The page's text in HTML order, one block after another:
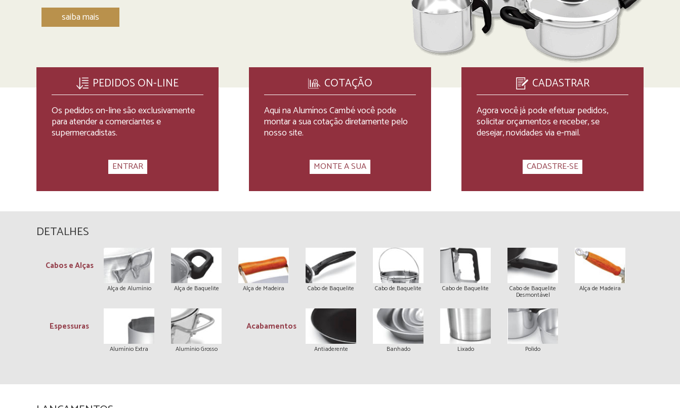
saiba mais
PEDIDOS ON-LINE
Os pedidos on-line são exclusivamente
para atender a comerciantes e
supermercadistas.
COTAÇÃO
Aqui na Alumínos Cambé você pode
montar a sua cotação diretamente pelo
nosso site.
MONTE A SUA
CADASTRAR
Agora você já pode efetuar pedidos,
solicitar orçamentos e receber, se
desejar, novidades via e-mail.
CADASTRE-SE
DETALHES
Cabos e Alças
Alça de Alumínio Alça de Baquelite Alça de Madeira Cabo de Baquelite Cabo de Baquelite Cabo de Baquelite Cabo de Baquelite
Desmontável
Alça de Madeira
Espessuras
Alumínio Extra Alumínio Grosso
Acabamentos
Antiaderente Banhado Lixado Polido